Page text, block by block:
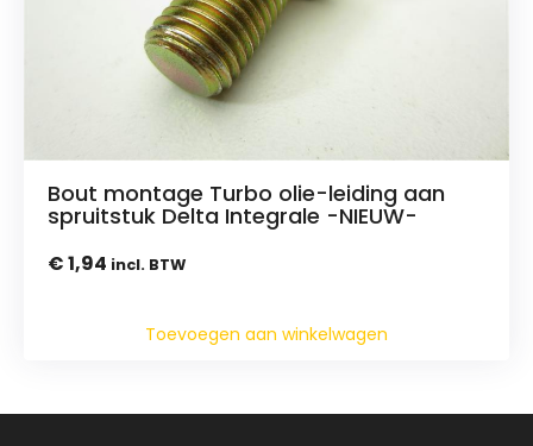
Bout montage Turbo olie-leiding aan
spruitstuk Delta Integrale -NIEUW-
€1,94 incl. BTW
Toevoegen aan winkelwagen